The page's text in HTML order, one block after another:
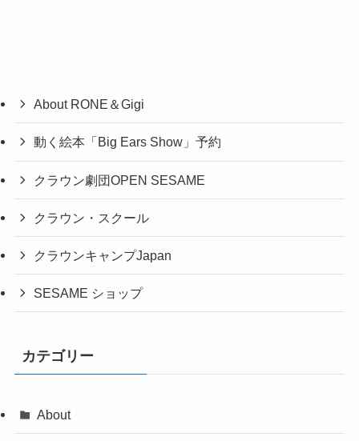
About RONE＆Gigi
動く絵本「Big Ears Show」予約
クラウン劇団OPEN SESAME
クラウン・スクール
クラウンキャンプJapan
SESAME ショップ
カテゴリー
About